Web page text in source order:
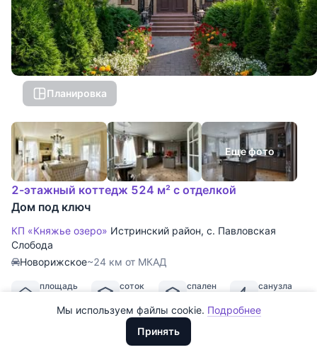
Планировка
Еще фото
2-этажный коттедж 524 м² с отделкой
Дом под ключ
КП «Княжье озеро» Истринский район, с. Павловская
Слобода
Новорижское~24 км от МКАД
площадь соток спален санузла
КП «Княжье озеро»
Дом с дорогой
дизайнерской отделкой и изысканной мебелью в
Все
Сегодня
Вчера
За неделю 0
ДолларыМы используем файлы cookie. Подробнее
ООО "ХоумХантер" использует cookie для обеспечения
функционирования веб-сайта, аналитики действий на веб-сайте
Принять